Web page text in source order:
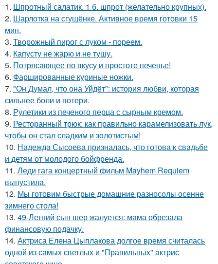
1. Шпротный салатик. 1 б. шпрот (желательно крупных).
2. Шарлотка на сгущёнке. Активное время готовки 15
мин.
3. Творожный пирог с луком - пореем.
4. Капусту не жарю и не тушу.
5. Потрясающее по вкусу и простоте печенье!
6. Фаршированные куриные ножки.
7. "Он Думал, что она Уйдёт": история любви, которая
сильнее боли и потери.
8. Рулетики из печеного перца с сырным кремом.
9. Ресторанный трюк: как правильно карамелизовать лук,
чтобы он стал сладким и золотистым!
10. Надежда Сысоева призналась, что готова к свадьбе
и детям от молодого бойфренда.
11. Леди гага концертный фильм Mayhem Requiem
выпустила.
12. Мы готовим быстрые домашние разносолы осенне
зимнего стола!
13. 49-Летний сын шер жалуется: мама обрезала
финансовую подачку.
14. Актриса Елена Цыплакова долгое время считалась
одной из самых светлых и "Правильных" актрис